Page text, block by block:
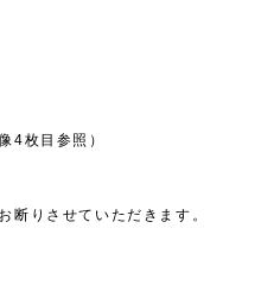
画像4枚目参照）
りさせていただきます。